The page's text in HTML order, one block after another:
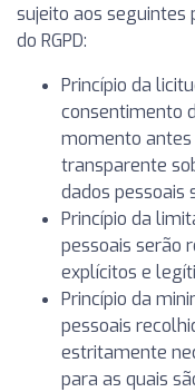
sujeito aos seguintes
do RGPD:
Princípio da
consentimento
momento
transparente
dados pessoais
Princípio da
pessoais serão
explícitos e
Princípio da
pessoais
estritamente
para as quais